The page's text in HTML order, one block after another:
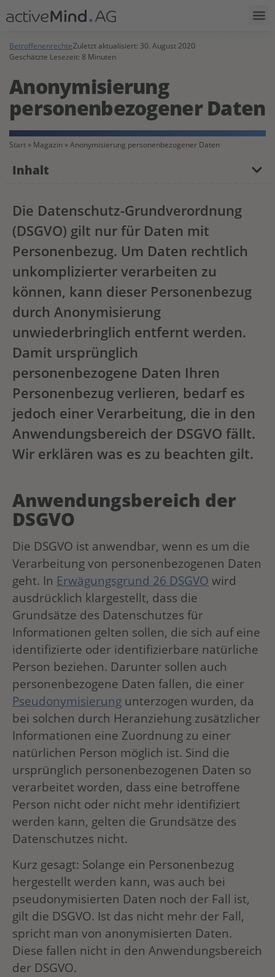
BetroffenenrechteZuletzt aktualisiert: 30. August 2020
Geschätzte Lesezeit: 8 Minuten
Anonymisierung
personenbezogener Daten
Start » Magazin »Anonymisierung personenbezogener Daten
Inhalt
Die Datenschutz-Grundverordnung
(DSGVO) gilt nur für Daten mit
Personenbezug. Um Daten rechtlich
unkomplizierter verarbeiten zu
können, kann dieser Personenbezug
durch Anonymisierung
unwiederbringlich entfernt werden.
Damit ursprünglich
personenbezogene Daten Ihren
Personenbezug verlieren, bedarf es
jedoch einer Verarbeitung, die in den
Anwendungsbereich der DSGVO fällt.
Wir erklären was es zu beachten gilt.
Anwendungsbereich der
DSGVO
Die DSGVO ist anwendbar, wenn es um die
Verarbeitung von personenbezogenen Daten
geht. In Erwägungsgrund 26 DSGVO wird
ausdrücklich klargestellt, dass die
Grundsätze des Datenschutzes für
Informationen gelten sollen, die sich auf eine
identifizierte oder identifizierbare natürliche
Person beziehen. Darunter sollen auch
personenbezogene Daten fallen, die einer
Pseudonymisierung unterzogen wurden, da
bei solchen durch Heranziehung zusätzlicher
Informationen eine Zuordnung zu einer
natürlichen Person möglich ist. Sind die
ursprünglich personenbezogenen Daten so
verarbeitet worden, dass eine betroffene
Person nicht oder nicht mehr identifiziert
werden kann, gelten die Grundsätze des
Datenschutzes nicht.
Kurz gesagt: Solange ein Personenbezug
hergestellt werden kann, was auch bei
pseudonymisierten Daten noch der Fall ist,
gilt die DSGVO. Ist das nicht mehr der Fall,
spricht man von anonymisierten Daten.
Diese fallen nicht in den Anwendungsbereich
der DSGVO.